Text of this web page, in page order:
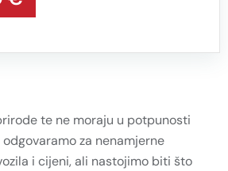
te ne moraju u potpunosti
za nenamjerne
i cijeni, ali nastojimo biti što